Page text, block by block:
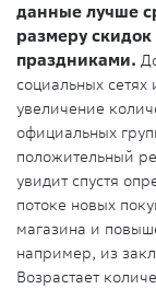
данные лучше
размеру
праздниками.
социальных
увеличение
официальных
положительный
увидит спустя
потоке новых
магазина и
например, из
Возрастает